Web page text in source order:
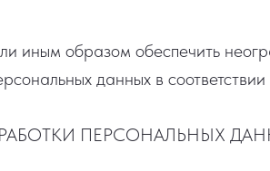
иным образом обеспечить
данных в
ПЕРСОНАЛЬНЫХ